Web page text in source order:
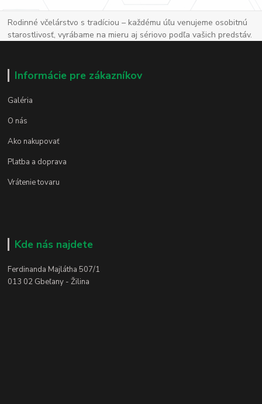
Rodinné včelárstvo s tradíciou – každému úľu venujeme osobitnú
starostlivosť, vyrábame na mieru aj sériovo podľa vašich predstáv.
Informácie pre zákazníkov
Galéria
O nás
Ako nakupovať
Platba a doprava
Vrátenie tovaru
Kde nás najdete
Ferdinanda Majlátha 507/1
013 02 Gbeľany - Žilina